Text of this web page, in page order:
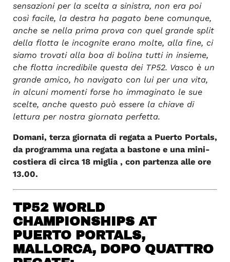
sensazioni per la scelta a sinistra, non era poi
così facile, la destra ha pagato bene comunque,
anche se nella prima prova con quel grande split
della flotta le incognite erano molte, alla fine, ci
siamo trovati alla boa di bolina tutti in insieme,
che flotta incredibile questa dei TP52. Vasco è un
grande amico, ho navigato con lui per una vita,
in alcuni momenti forse ho immaginato le sue
scelte, anche questo può essere la chiave di
lettura per nostra giornata perfetta.
Domani, terza giornata di regata a Puerto Portals,
da programma una regata a bastone e una mini-
costiera di circa 18 miglia , con partenza alle ore
13.00.
TP52 WORLD
CHAMPIONSHIPS AT
PUERTO PORTALS,
MALLORCA, DOPO QUATTRO